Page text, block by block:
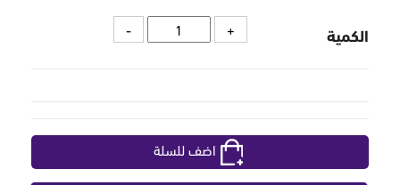
الكمية
اضف للسلة